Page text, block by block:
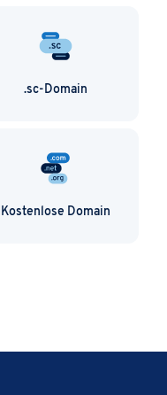
.sc-Domain
Kostenlose Domain